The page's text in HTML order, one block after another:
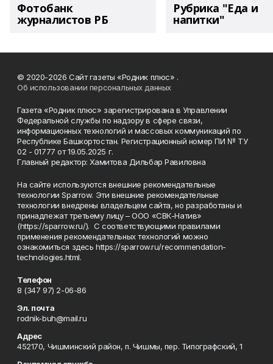
Фотобанк
журналистов РБ
Рубрика "Еда и
напитки"
© 2020-2026 Сайт газеты «Родник плюс» .
Об использовании персональных данных
Газета «Родник плюс» зарегистрирована в Управлении
Федеральной службы по надзору в сфере связи,
информационных технологий и массовых коммуникаций по
Республике Башкортостан. Регистрационный номер ПИ № ТУ
02 - 01777 от 19.05.2025 г.
Главный редактор: Хамитова Дильбар Равиловна
На сайте используются внешние рекомендательные
технологии Sparrow. Эти внешние рекомендательные
технологии внедрены владельцем сайта, но разработаны и
принадлежат третьему лицу – ООО «СВК-Натив»
(https://sparrow.ru/). С соответствующими правилами
применения рекомендательных технологий можно
ознакомиться здесь https://sparrow.ru/recommendation-
technologies.html.
Телефон
8 (347 97) 2-06-86
Эл. почта
rodnik-buh@mail.ru
Адрес
452170, Чишминский район, п. Чишмы, пер. Типографский, 1